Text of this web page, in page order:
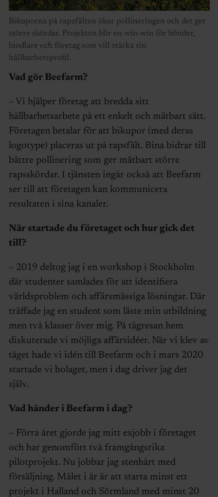
Bikuporna på rapsfälten ökar pollineringen och det ger
större skördar. Projekten blir en win-win för bönder,
biodlare och företag som vill stärka sin
hållbarhetsprofil.
Vad gör Beefarm?
– Vi hjälper företag att bredda sitt
hållbarhetsarbete på ett enkelt och mätbart sätt.
Företagen betalar för att bikupor (med deras
logotype) placeras ut på rapsfält. Bina bidrar till
bättre pollinering som ger mätbart större
rapsskördar. I tjänsten ingår också att Beefarm
ser till att företagen kan kommunicera
resultaten i sina kanaler.
När startade du företaget och hur gick det
till?
– 2019 deltog jag i en workshop i Stockholm
där studenter samlades för att identifiera
världsproblem och affärsmässiga lösningar. Där
träffade jag en student som läste min utbildning
men två klasser över mig. På tågresan hem
diskuterade vi möjliga affärsidéer. När vi klev av
tåget hade vi idén till Beefarm och i mars 2020
startade vi bolaget, men i dag driver jag det
själv.
Vad händer i Beefarm i dag?
– Förra året gjorde jag mitt exjobb i företaget
och har genomfört två framgångsrika
pilotprojekt. Nu jobbar jag stenhårt med
försäljning. Målet i år är att starta minst ett
projekt i Halland och Sörmland med minst 20